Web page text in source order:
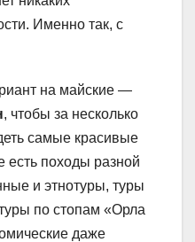
Именно так, с
на майские —
, чтобы за несколько
самые красивые
походы разной
и этнотуры, туры
по стопам «Орла
даже